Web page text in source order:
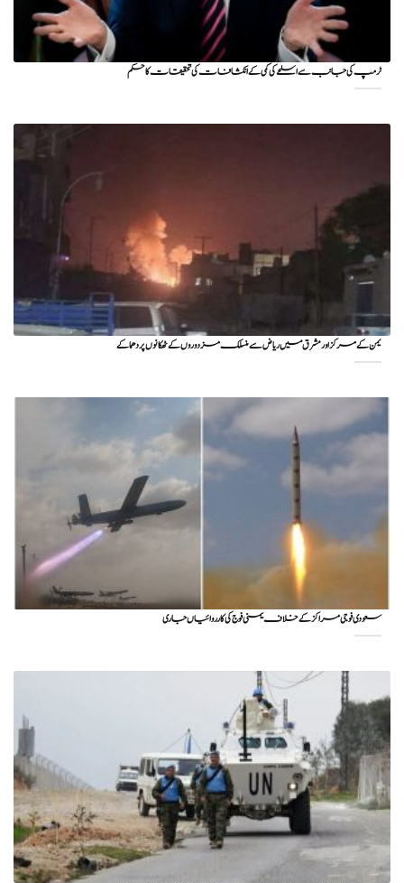
ٹرمپ کی جانب سے اسلحے کی کمی کے انکشافات کی تحقیقات کا حکم
یمن کے مرکز اور مشرق میں ریاض سے منسلک مزدوروں کے ٹھکانوں پر دھماکے
سعودی فوجی مراکز کے خلاف یمنی فوج کی کارروائیاں جاری